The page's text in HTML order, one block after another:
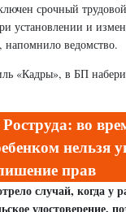
срочный
установлении и
напомнило ведомство.
«Кадры», в БП
во
нельзя
прав
случай, когда у
удостоверение,